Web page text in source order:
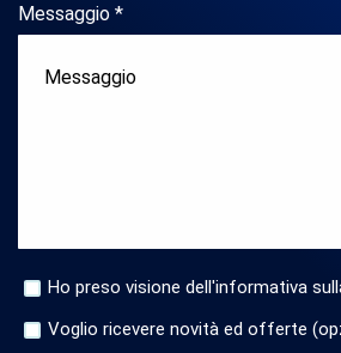
Messaggio *
Ho preso visione dell'informativa
Voglio ricevere novità ed offerte